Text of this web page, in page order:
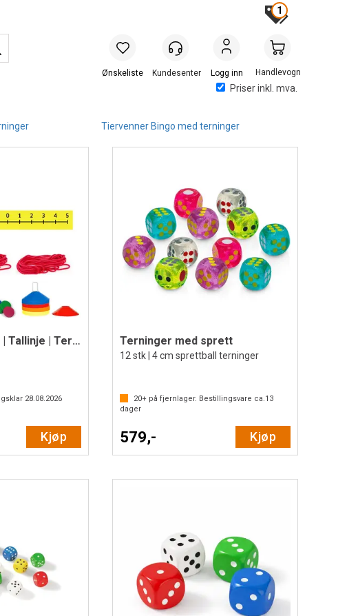
Priser inkl. mva.
Logg inn Handlevogn
1
Tiervenner Bingo med terninger
Koordinatsystem | Tallinje | Termometer
28.08.2026
Kjøp
Terninger med sprett
12 stk | 4 cm sprettball terninger
20+ på fjernlager. Bestillingsvare ca.13
dager
579,- Kjøp